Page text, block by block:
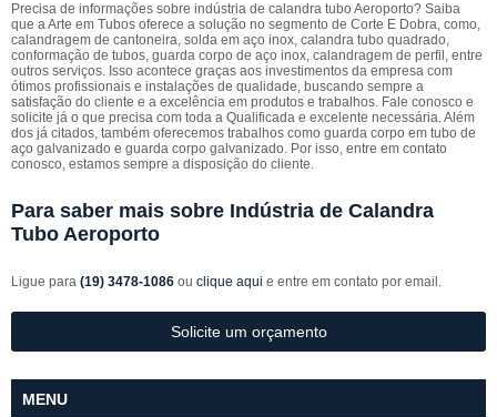
Precisa de informações sobre indústria de calandra tubo Aeroporto? Saiba
que a Arte em Tubos oferece a solução no segmento de Corte E Dobra, como,
calandragem de cantoneira, solda em aço inox, calandra tubo quadrado,
conformação de tubos, guarda corpo de aço inox, calandragem de perfil, entre
outros serviços. Isso acontece graças aos investimentos da empresa com
ótimos profissionais e instalações de qualidade, buscando sempre a
satisfação do cliente e a excelência em produtos e trabalhos. Fale conosco e
solicite já o que precisa com toda a Qualificada e excelente necessária. Além
dos já citados, também oferecemos trabalhos como guarda corpo em tubo de
aço galvanizado e guarda corpo galvanizado. Por isso, entre em contato
conosco, estamos sempre a disposição do cliente.
Para saber mais sobre Indústria de Calandra
Tubo Aeroporto
Ligue para (19) 3478-1086 ou clique aqui e entre em contato por email.
Solicite um orçamento
MENU